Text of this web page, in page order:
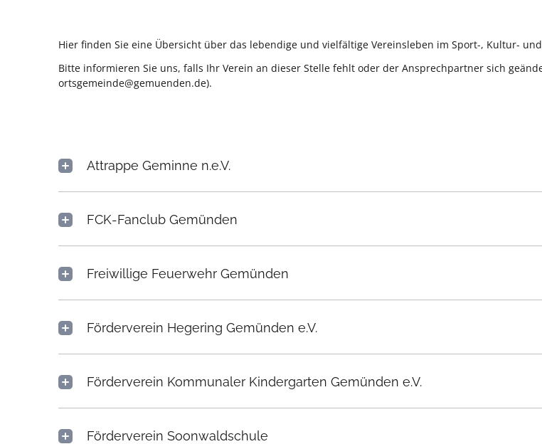
Hier finden Sie eine Übersicht über das lebendige und vielfältige Vereinsleben im Sport-, Kultur-
Bitte informieren Sie uns, falls Ihr Verein an dieser Stelle fehlt oder der Ansprechpartner sich
ortsgemeinde@gemuenden.de).
Attrappe Geminne n.e.V.
FCK-Fanclub Gemünden
Freiwillige Feuerwehr Gemünden
Förderverein Hegering Gemünden e.V.
Förderverein Kommunaler Kindergarten Gemünden e.V.
Förderverein Soonwaldschule